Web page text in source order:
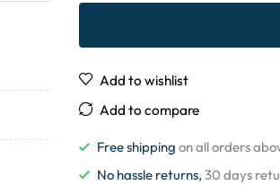
Add to wishlist
Add to compare
Free shipping on all orders
No hassle returns, 30 days